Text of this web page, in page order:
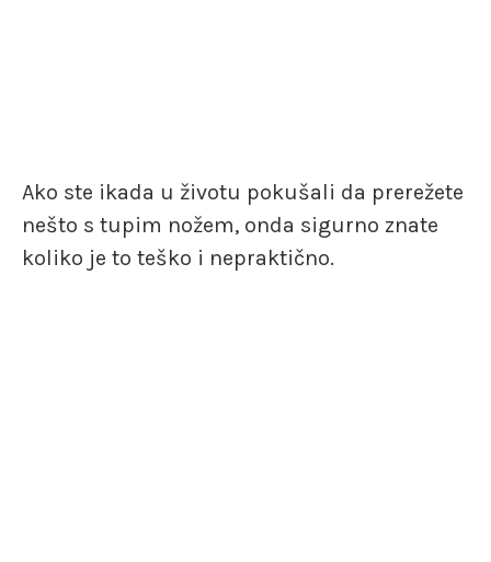
Ako ste ikada u životu pokušali da prerežete
nešto s tupim nožem, onda sigurno znate
koliko je to teško i nepraktično.